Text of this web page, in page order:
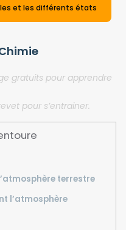
et les différents états
gratuits pour apprendre
pour s’entrainer.
terrestre
l’atmosphère